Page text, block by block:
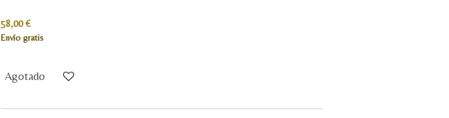
58,00 €
Envío gratis
Agotado